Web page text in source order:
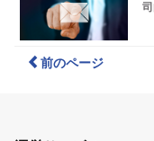
前のページ